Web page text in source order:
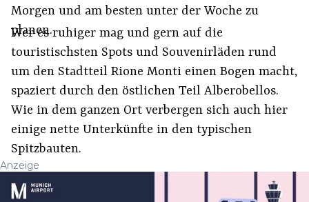
Morgen und am besten unter der Woche zu
planen.
Wer es ruhiger mag und gern auf die
touristischsten Spots und Souvenirläden rund
um den Stadtteil Rione Monti einen Bogen macht,
spaziert durch den östlichen Teil Alberobellos.
Wie in dem ganzen Ort verbergen sich auch hier
einige nette Unterkünfte in den typischen
Spitzbauten.
Anzeige